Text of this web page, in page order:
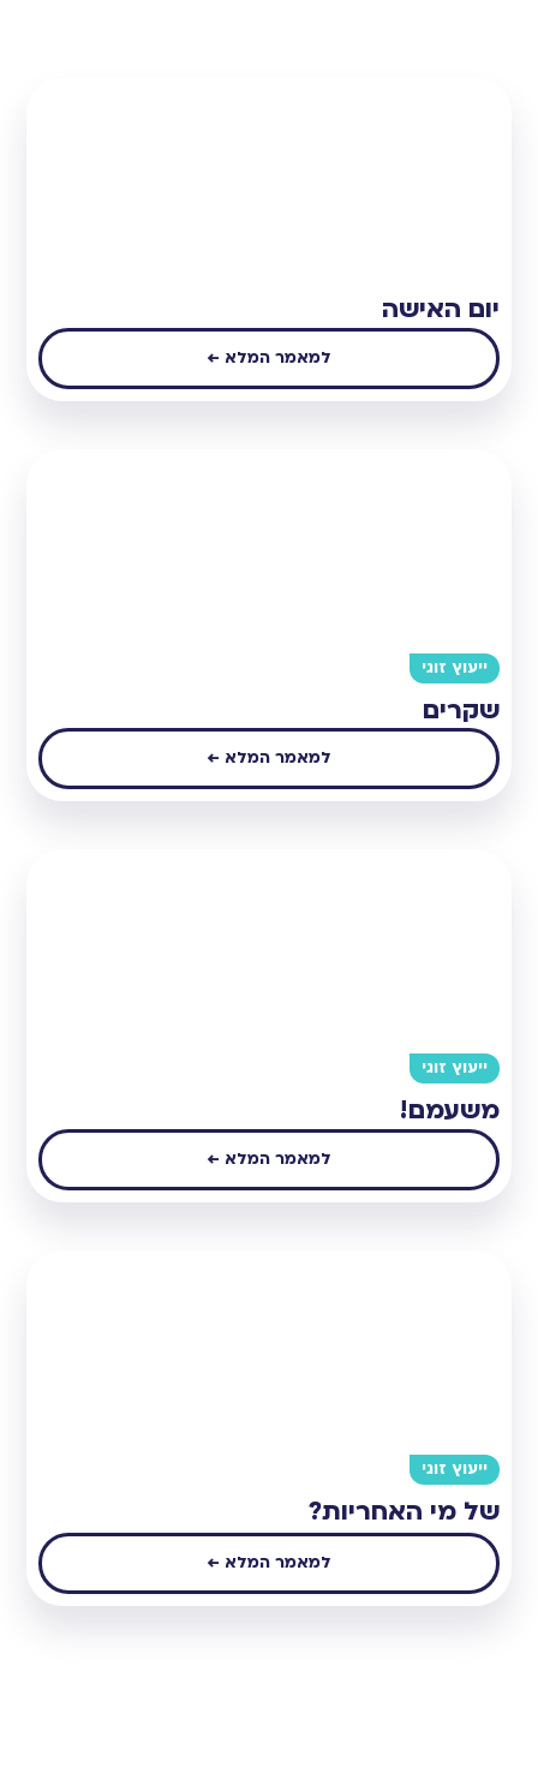
יום האישה
למאמר המלא ←
ייעוץ זוגי
שקרים
למאמר המלא ←
ייעוץ זוגי
משעמם!
למאמר המלא ←
ייעוץ זוגי
של מי האחריות?
למאמר המלא ←